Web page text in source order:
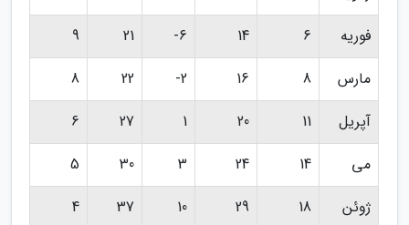
فوریه
6
14
6-
21
9
مارس
8
16
2-
22
8
آپریل
11
20
1
27
6
می
14
24
3
30
5
ژوئن
18
29
10
37
4